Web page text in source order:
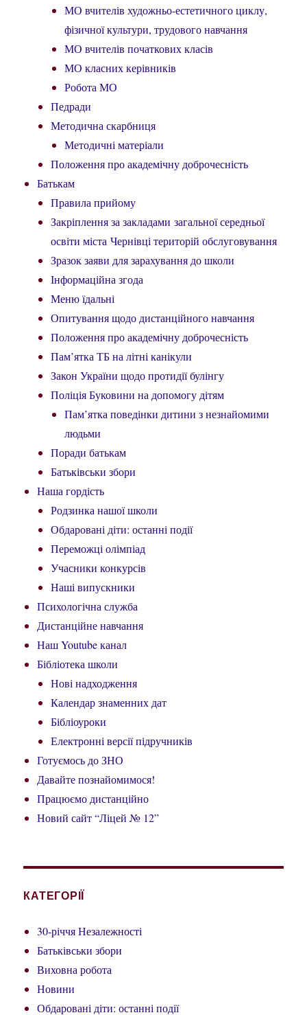
МО вчителів художньо-естетичного циклу,
фізичної культури, трудового навчання
МО вчителів початкових класів
МО класних керівників
Робота МО
Педради
Методична скарбниця
Методичні матеріали
Положення про академічну доброчесність
Батькам
Правила прийому
Закріплення за закладами загальної середньої
освіти міста Чернівці територій обслуговування
Зразок заяви для зарахування до школи
Інформаційна згода
Меню їдальні
Опитування щодо дистанційного навчання
Положення про академічну доброчесність
Пам’ятка ТБ на літні канікули
Закон України щодо протидії булінгу
Поліція Буковини на допомогу дітям
Пам’ятка поведінки дитини з незнайомими
людьми
Поради батькам
Батьківськи збори
Наша гордість
Родзинка нашої школи
Обдаровані діти: останні події
Переможці олімпіад
Учасники конкурсів
Наші випускники
Психологічна служба
Дистанційне навчання
Наш Youtube канал
Бібліотека школи
Нові надходження
Календар знаменних дат
Бібліоуроки
Електронні версії підручників
Готуємось до ЗНО
Давайте познайомимося!
Працюємо дистанційно
Новий сайт “Ліцей № 12”
КАТЕГОРІЇ
30-річчя Незалежності
Батьківськи збори
Виховна робота
Новини
Обдаровані діти: останні події